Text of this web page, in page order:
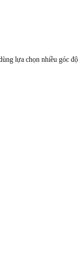
lựa chọn nhiều góc